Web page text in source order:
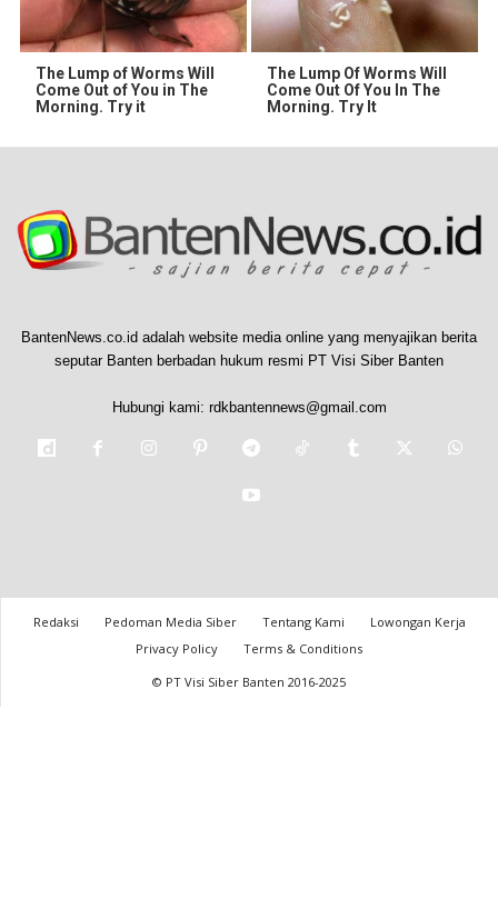
The Lump of Worms Will
Come Out of You in The
Morning. Try it
The Lump Of Worms Will
Come Out Of You In The
Morning. Try It
BantenNews.co.id adalah website media online yang menyajikan berita
seputar Banten berbadan hukum resmi PT Visi Siber Banten
Hubungi kami: rdkbantennews@gmail.com
Redaksi Pedoman Media Siber Tentang Kami
Lowongan Kerja
Privacy Policy
Terms & Conditions
© PT Visi Siber Banten 2016-2025